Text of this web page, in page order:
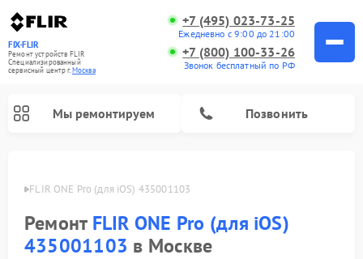
FIX-FLIR
Ремонт устройств FLIR
Специализированный
cервисный центр г.Москва
+7 (495) 023-73-25
Ежедневно с 9:00 до 21:00
+7 (800) 100-33-26
Звонок бесплатный по РФ
Мы ремонтируем Позвонить
FLIR FLIR ONE Pro (для iOS) 435001103
Ремонт FLIR ONE Pro (для iOS)
435001103 в Москве